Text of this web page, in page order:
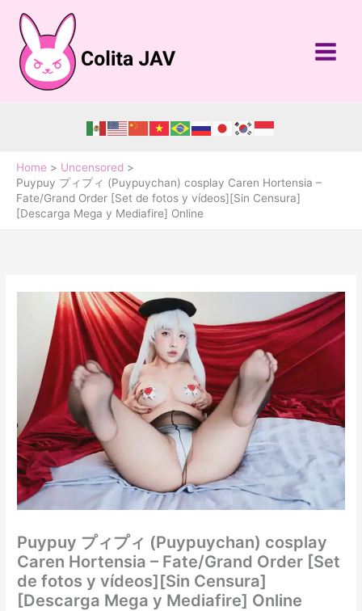
content
Home
Uncensored
Puypuy プィプィ (Puypuychan) cosplay Caren Hortensia –
Fate/Grand Order [Set de fotos y vídeos][Sin Censura]
[Descarga Mega y Mediafire] Online
Puypuy プィプィ (Puypuychan) cosplay
Caren Hortensia – Fate/Grand Order [Set
de fotos y vídeos][Sin Censura]
[Descarga Mega y Mediafire] Online